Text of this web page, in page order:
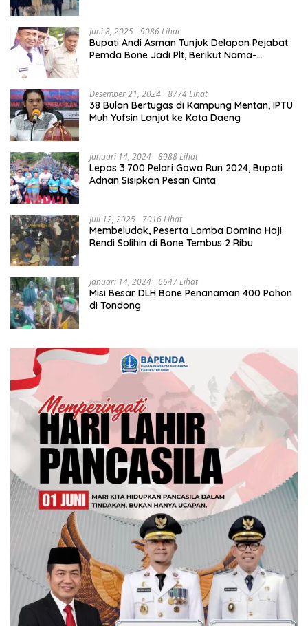
Juni 8, 2025 9086 Lihat
Bupati Andi Asman Tunjuk Delapan Pejabat
Pemda Bone Jadi Plt, Berikut Nama-
Desember 21, 2024 8774 Lihat
38 Bulan Bertugas di Kampung Mentan, IPTU
Muh Yufsin Lanjut ke Kota Daeng
Januari 14, 2024 8088 Lihat
Lepas 3.700 Pelari Gowa Run 2024, Bupati
Adnan Sisipkan Pesan Cinta
Juli 12, 2025 7016 Lihat
Membeludak, Peserta Lomba Domino Haji
Rendi Solihin di Bone Tembus 2 Ribu
Januari 14, 2024 6647 Lihat
Misi Besar DLH Bone Penanaman 400 Pohon
di Tondong